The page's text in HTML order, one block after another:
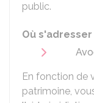
public.
Où s'adresser
En fonction de
patrimoine,